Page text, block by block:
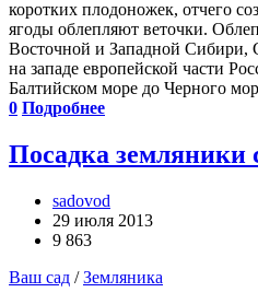
коротких плодоножек, отчего
ягоды облепляют веточки.
Восточной и Западной Сибири,
на западе европейской части
Балтийском море до Черного
0 Подробнее
Посадка земляники
sadovod
29 июля 2013
9 863
Ваш сад /Земляника